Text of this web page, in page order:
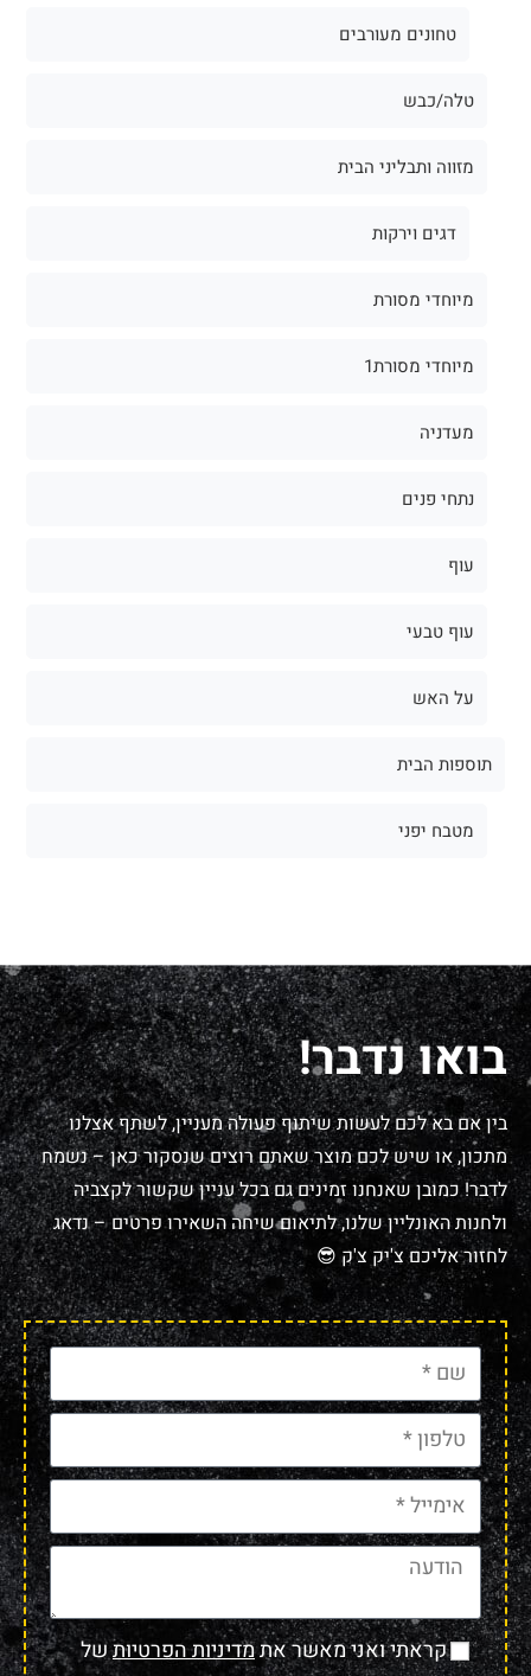
טחונים מעורבים
טלה/כבש
מזווה ותבליני הבית
דגים וירקות
מיוחדי מסורת
מיוחדי מסורת1
מעדניה
נתחי פנים
עוף
עוף טבעי
על האש
תוספות הבית
מטבח יפני
בואו נדבר!
בין אם בא לכם לעשות שיתוף פעולה מעניין, לשתף אצלנו
מתכון, או שיש לכם מוצר שאתם רוצים שנסקור כאן – נשמח
לדבר! כמובן שאנחנו זמינים גם בכל עניין שקשור לקצביה
ולחנות האונליין שלנו, לתיאום שיחה השאירו פרטים – נדאג
לחזור אליכם צ'יק צ'ק 😎
קראתי ואני מאשר אתמדיניות הפרטיותשל